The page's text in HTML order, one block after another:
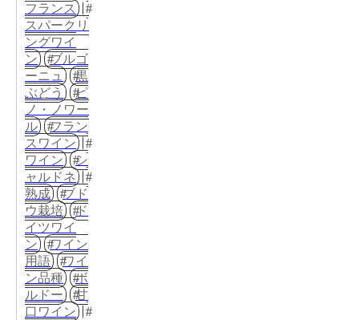
フランス
スパークリ
ングワイ
ン
ブルゴ
ーニュ
黒
ぶどう
ピ
ノ・ノワー
ル
フラン
スワイン
ワイン
シ
ャルドネ
熟成
ブド
ウ栽培
ド
イツワイ
ン
ワイン
用語
ワイ
ン品種
ボ
ルドー
甘
口ワイン